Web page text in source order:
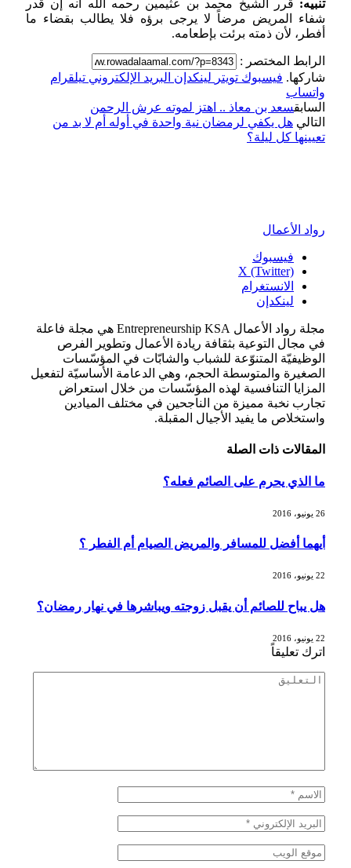
تنبيه:قرر الشيخ محمد بن عثيمين رحمه الله أنه إن قدر
شفاء المريض مرضاً لا يرجى برؤه فلا يطالب بقضاء ما
أفطر، لأن ذمته برئت بإطعامه.
الرابط المختصر :
شاركها. فيسبوك تويتر لينكدإن البريد الإلكتروني تيلقرام
واتساب
السابقسعد بن معاذ .. اهتز لموته عرش الرحمن
التالي هل يكفي لرمضان نية واحدة في أوله أم لا بد من
تعيينها كل ليلة؟
رواد الأعمال
فيسبوك
X (Twitter)
الانستغرام
لينكدإن
مجلة رواد الأعمال Entrepreneurship KSA هي مجلة فاعلة
في مجال التوعية بثقافة ريادة الأعمال وتطوير الفرص
الوظيفيّة المتنوّعة للشباب والشابّات في المؤسّسات
الصغيرة والمتوسطة الحجم، وهي الدعامة الأساسيّة لتفعيل
المزايا التنافسية لهذه المؤسّسات من خلال استعراض
تجارب نخبة مميزة من الناجحين في مختلف الميادين
واستخلاص ما يفيد الأجيال المقبلة.
المقالات ذات الصلة
ما الذي يحرم على الصائم فعله؟
26 يونيو، 2016
أيهما أفضل للمسافر والمريض الصيام أم الفطر ؟
22 يونيو، 2016
هل يباح للصائم أن يقبل زوجته ويباشرها في نهار رمضان؟
22 يونيو، 2016
اترك تعليقاً